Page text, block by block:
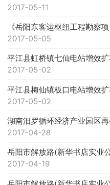
2017-05-11
《岳阳东客运枢纽工程勘察
2017-05-05
平江县虹桥镇七仙电站增效
2017-05-02
平江县梅仙镇板口电站增效
2017-05-02
2017-04-28
2017-04-19